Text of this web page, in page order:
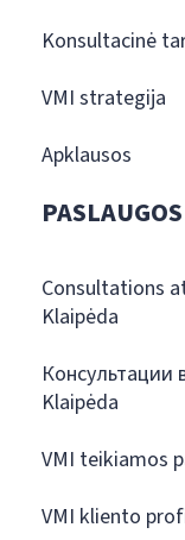
Konsultacinė
VMI strategija
Apklausos
PASLAUGOS
Consultations
Klaipėda
Консультации
Klaipėda
VMI teikiamos
VMI kliento